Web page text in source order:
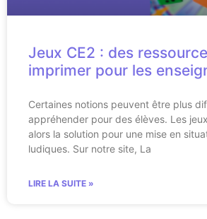
Jeux CE2 : des
imprimer pour les
Certaines notions peuvent être plus
appréhender pour des élèves. Les
alors la solution pour une mise en
ludiques. Sur notre site, La
LIRE LA SUITE »